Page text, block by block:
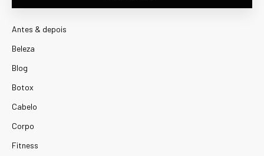
Antes & depois
Beleza
Blog
Botox
Cabelo
Corpo
Fitness